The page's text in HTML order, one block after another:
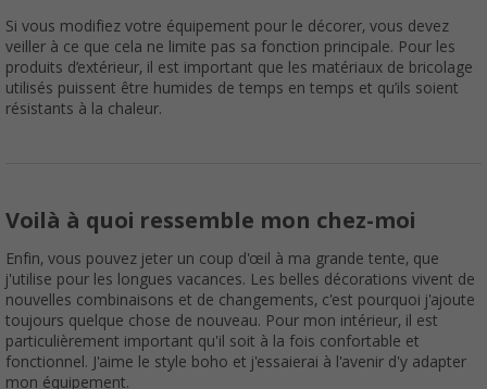
Si vous modifiez votre équipement pour le décorer, vous devez
veiller à ce que cela ne limite pas sa fonction principale. Pour les
produits d’extérieur, il est important que les matériaux de bricolage
utilisés puissent être humides de temps en temps et qu’ils soient
résistants à la chaleur.
Voilà à quoi ressemble mon chez-moi
Enfin, vous pouvez jeter un coup d'œil à ma grande tente, que
j'utilise pour les longues vacances. Les belles décorations vivent de
nouvelles combinaisons et de changements, c'est pourquoi j'ajoute
toujours quelque chose de nouveau. Pour mon intérieur, il est
particulièrement important qu'il soit à la fois confortable et
fonctionnel. J'aime le style boho et j'essaierai à l'avenir d'y adapter
mon équipement.